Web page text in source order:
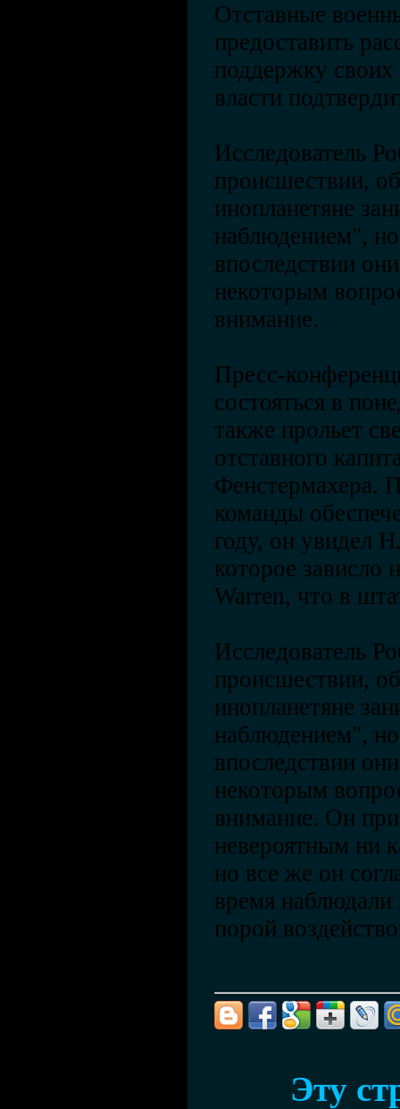
Отставные
предоставить
поддержку своих
власти
Исследователь
происшествии,
инопланетяне
наблюдением",
впоследствии
некоторым
внимание.
Пресс-
состояться в
также прольет
отставного
Фенстермахера.
команды
году, он увидел
которое
Warren, что в
Исследователь
происшествии,
инопланетяне
наблюдением",
впоследствии
некоторым
внимание. Он
невероятным ни
но все же он
время наблюдали
порой
Эту